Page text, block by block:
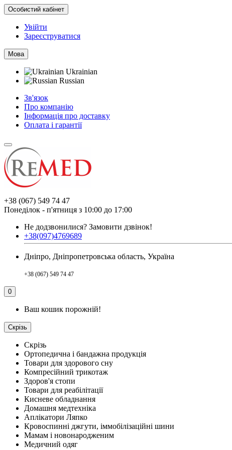
Особистий кабінет
Увійти
Зареєструватися
Мова
Ukrainian
Russian
Зв'язок
Про компанію
Інформація про доставку
Оплата і гарантії
+38 (067) 549 74 47
Понеділок - п'ятниця з 10:00 до 17:00
Не додзвонилися? Замовити дзвінок!
+38(097)4769689
Дніпро, Дніпропетровська область, Україна
+38 (067) 549 74 47
0
Ваш кошик порожній!
Скрізь
Скрізь
Ортопедична і бандажна продукція
Товари для здорового сну
Компресійний трикотаж
Здоров'я стопи
Товари для реабілітації
Кисневе обладнання
Домашня медтехніка
Аплікатори Ляпко
Кровоспинні джгути, іммобілізаційні шини
Мамам і новонародженим
Медичний одяг